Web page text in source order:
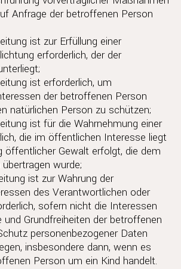
Anfrage der betroffenen Person
ist zur Erfüllung einer
erforderlich, der der
ist erforderlich, um
der betroffenen Person
natürlichen Person zu schützen;
ist für die Wahrnehmung einer
die im öffentlichen Interesse liegt
öffentlicher Gewalt erfolgt, die dem
wurde;
ist zur Wahrung der
des Verantwortlichen oder
sofern nicht die Interessen
und Grundfreiheiten der betroffenen
personenbezogener Daten
insbesondere dann, wenn es
Person um ein Kind handelt.